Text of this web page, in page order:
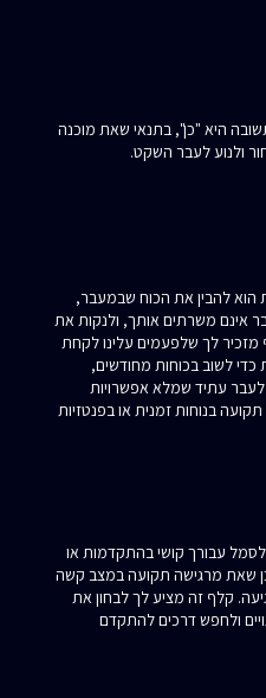
היא "כן", בתנאי שאת מוכנה
ולנוע לעבר השקט.
הוא להבין את הכוח שבמעבר,
אינם משרתים אותך, ולנקות את
לך שלפעמים עלינו לקחת
לשוב בכוחות מחודשים,
עתיד שמלא אפשרויות
בנוחות זמנית או בפנטזיות
עבורך קושי בהתקדמות או
שאת מרגישה תקועה במצב קשה
קלף זה מציע לך לבחון את
ולחפש דרכים להתקדם